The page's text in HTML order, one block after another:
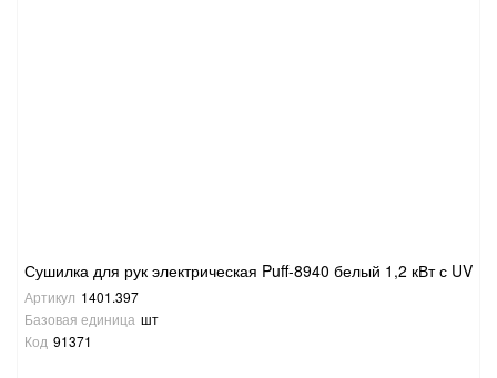
Сушилка для рук электрическая Puff-8940 белый 1,2 кВт с UV
Артикул 1401.397
Базовая единица шт
Код 91371